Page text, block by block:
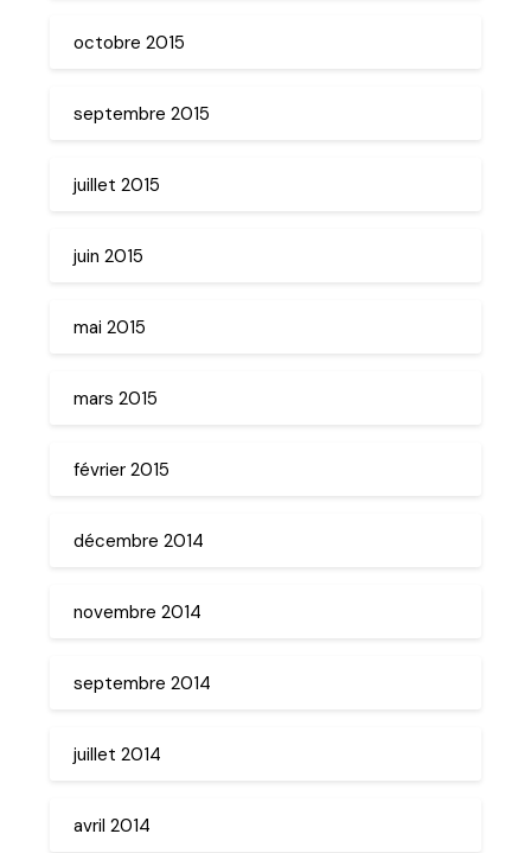
octobre 2015
septembre 2015
juillet 2015
juin 2015
mai 2015
mars 2015
février 2015
décembre 2014
novembre 2014
septembre 2014
juillet 2014
avril 2014